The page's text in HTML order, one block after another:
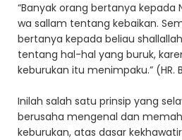
“Banyak orang bertanya kepada
wa sallam tentang kebaikan.
bertanya kepada beliau
tentang hal-hal yang buruk,
keburukan itu menimpaku.” (HR.
Inilah salah satu prinsip yang
berusaha mengenal dan
keburukan, atas dasar